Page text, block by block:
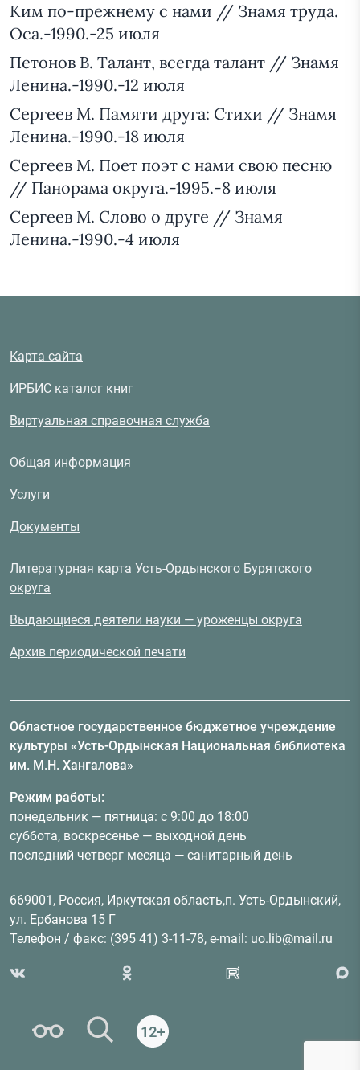
Ким по-прежнему с нами // Знамя труда.
Оса.-1990.-25 июля
Петонов В. Талант, всегда талант // Знамя
Ленина.-1990.-12 июля
Сергеев М. Памяти друга: Стихи // Знамя
Ленина.-1990.-18 июля
Сергеев М. Поет поэт с нами свою песню
// Панорама округа.-1995.-8 июля
Сергеев М. Слово о друге // Знамя
Ленина.-1990.-4 июля
Карта сайта
ИРБИС каталог книг
Виртуальная справочная служба
Общая информация
Услуги
Документы
Литературная карта Усть-Ордынского Бурятского
округа
Выдающиеся деятели науки — уроженцы округа
Архив периодической печати
Областное государственное бюджетное учреждение
культуры «Усть-Ордынская Национальная библиотека
им. М.Н. Хангалова»
Режим работы:
понедельник — пятница: с 9:00 до 18:00
суббота, воскресенье — выходной день
последний четверг месяца — санитарный день
669001, Россия, Иркутская область,п. Усть-Ордынский,
ул. Ербанова 15 Г
Телефон / факс: (395 41) 3-11-78, e-mail: uo.lib@mail.ru